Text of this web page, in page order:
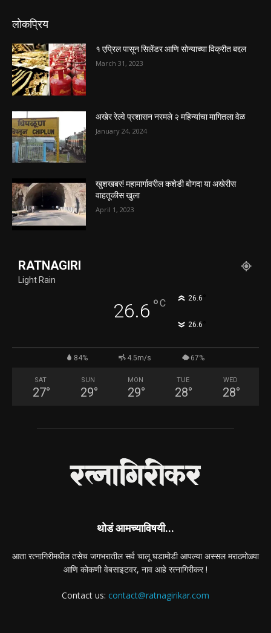
लोकप्रिय
१ एप्रिल पासून सिलेंडर आणि सोन्याच्या विक्रीत बद्दल
March 31, 2023
अखेर रेल्वे प्रशासन नरमले २ महिन्यांचा मागितला वेळ
January 24, 2024
खुशखबर! महामार्गावरील कशेडी बोगदा या अखेरीस
वाहतूकीस खुला
April 1, 2023
RATNAGIRI
Light Rain
26.6 °C 26.6
26.6
84% 4.5m/s 67%
SAT
27°
SUN
29°
MON
29°
TUE
28°
WED
28°
थोडं आमच्याविषयी...
आता रत्नागिरीमधील तसेच जगभरातील सर्व चालू घडामोडी आपल्या अस्सल मराठमोळ्या
आणि कोकणी वेबसाइटवर, नाव आहे रत्नागिरीकर !
Contact us: contact@ratnagirikar.com